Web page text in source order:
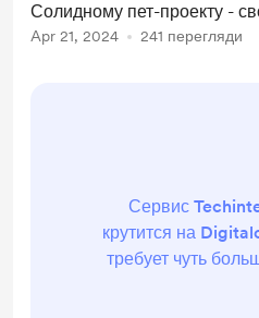
чтоб
Солидному пет-проекту -
Apr 21, 2024 241 перегляди
Сервис
крутится на
требует чуть